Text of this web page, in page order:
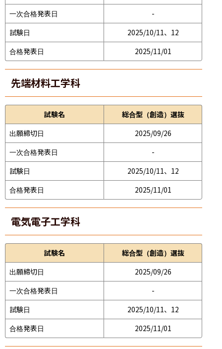
一次合格発表日
-
試験日
2025/10/11、12
合格発表日
2025/11/01
先端材料工学科
試験名
総合型（創造）選抜
出願締切日
2025/09/26
一次合格発表日
-
試験日
2025/10/11、12
合格発表日
2025/11/01
電気電子工学科
試験名
総合型（創造）選抜
出願締切日
2025/09/26
一次合格発表日
-
試験日
2025/10/11、12
合格発表日
2025/11/01